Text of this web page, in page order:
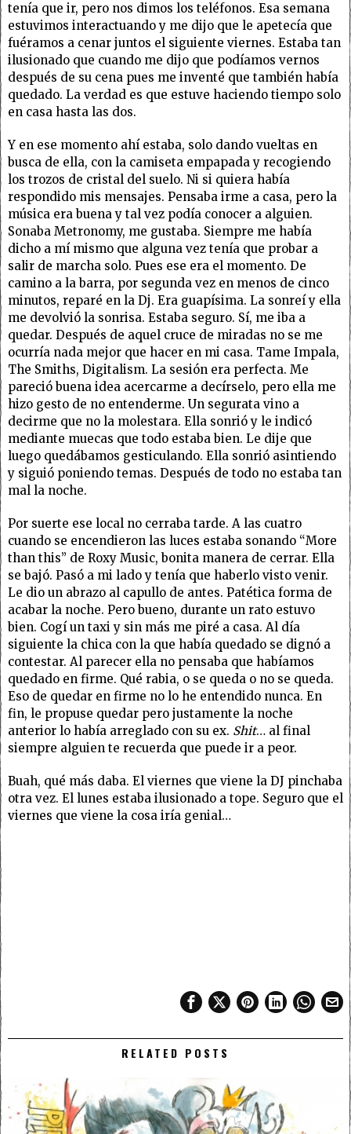
tenía que ir, pero nos dimos los teléfonos. Esa semana
estuvimos interactuando y me dijo que le apetecía que
fuéramos a cenar juntos el siguiente viernes. Estaba tan
ilusionado que cuando me dijo que podíamos vernos
después de su cena pues me inventé que también había
quedado. La verdad es que estuve haciendo tiempo solo
en casa hasta las dos.
Y en ese momento ahí estaba, solo dando vueltas en
busca de ella, con la camiseta empapada y recogiendo
los trozos de cristal del suelo. Ni si quiera había
respondido mis mensajes. Pensaba irme a casa, pero la
música era buena y tal vez podía conocer a alguien.
Sonaba Metronomy, me gustaba. Siempre me había
dicho a mí mismo que alguna vez tenía que probar a
salir de marcha solo. Pues ese era el momento. De
camino a la barra, por segunda vez en menos de cinco
minutos, reparé en la Dj. Era guapísima. La sonreí y ella
me devolvió la sonrisa. Estaba seguro. Sí, me iba a
quedar. Después de aquel cruce de miradas no se me
ocurría nada mejor que hacer en mi casa. Tame Impala,
The Smiths, Digitalism. La sesión era perfecta. Me
pareció buena idea acercarme a decírselo, pero ella me
hizo gesto de no entenderme. Un segurata vino a
decirme que no la molestara. Ella sonrió y le indicó
mediante muecas que todo estaba bien. Le dije que
luego quedábamos gesticulando. Ella sonrió asintiendo
y siguió poniendo temas. Después de todo no estaba tan
mal la noche.
Por suerte ese local no cerraba tarde. A las cuatro
cuando se encendieron las luces estaba sonando “More
than this” de Roxy Music, bonita manera de cerrar. Ella
se bajó. Pasó a mi lado y tenía que haberlo visto venir.
Le dio un abrazo al capullo de antes. Patética forma de
acabar la noche. Pero bueno, durante un rato estuvo
bien. Cogí un taxi y sin más me piré a casa. Al día
siguiente la chica con la que había quedado se dignó a
contestar. Al parecer ella no pensaba que habíamos
quedado en firme. Qué rabia, o se queda o no se queda.
Eso de quedar en firme no lo he entendido nunca. En
fin, le propuse quedar pero justamente la noche
anterior lo había arreglado con su ex. Shit… al final
siempre alguien te recuerda que puede ir a peor.
Buah, qué más daba. El viernes que viene la DJ pinchaba
otra vez. El lunes estaba ilusionado a tope. Seguro que el
viernes que viene la cosa iría genial…
RELATED POSTS